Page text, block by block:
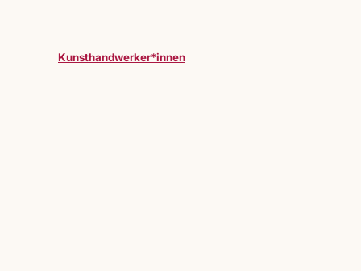
Kunsthandwerker*innen